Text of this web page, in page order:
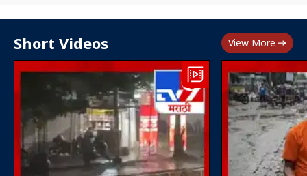
Short Videos View More